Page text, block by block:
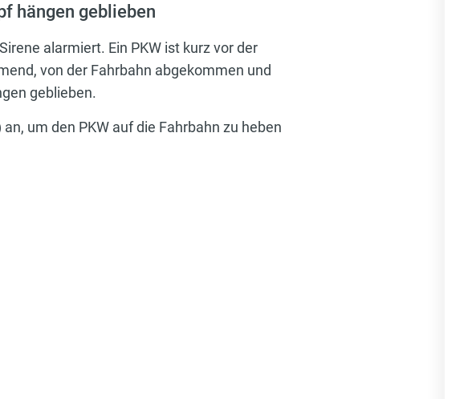
hängen geblieben
alarmiert. Ein PKW ist kurz vor der
von der Fahrbahn abgekommen und
geblieben.
um den PKW auf die Fahrbahn zu heben